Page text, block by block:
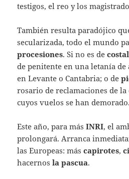
testigos, el reo y los
También resulta paradójico
secularizada, todo el mundo
procesiones. Si no es de
de penitente en una letanía de
en Levante o Cantabria; o de
rosario de reclamaciones de la
cuyos vuelos se han demorado.
Este año, para másINRI, el
prolongará. Arranca
las Europeas: máscapirotes,
hacernosla pascua.